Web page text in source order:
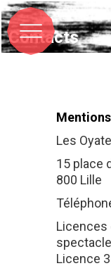
Contacts
Les
15 place
800 Lille
Licences
Licence